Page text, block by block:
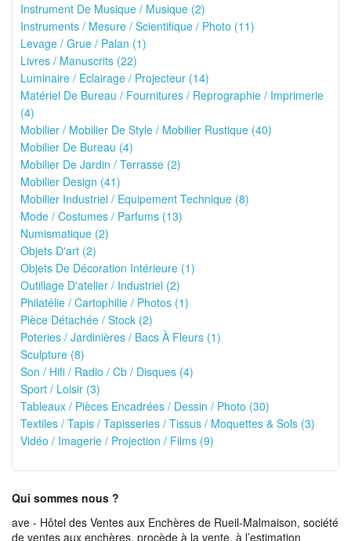
Instrument De Musique / Musique (2)
Instruments / Mesure / Scientifique / Photo (11)
Levage / Grue / Palan (1)
Livres / Manuscrits (22)
Luminaire / Eclairage / Projecteur (14)
Matériel De Bureau / Fournitures / Reprographie / Imprimerie
(4)
Mobilier / Mobilier De Style / Mobilier Rustique (40)
Mobilier De Bureau (4)
Mobilier De Jardin / Terrasse (2)
Mobilier Design (41)
Mobilier Industriel / Equipement Technique (8)
Mode / Costumes / Parfums (13)
Numismatique (2)
Objets D'art (2)
Objets De Décoration Intérieure (1)
Outillage D'atelier / Industriel (2)
Philatélie / Cartophilie / Photos (1)
Pièce Détachée / Stock (2)
Poteries / Jardinières / Bacs À Fleurs (1)
Sculpture (8)
Son / Hifi / Radio / Cb / Disques (4)
Sport / Loisir (3)
Tableaux / Pièces Encadrées / Dessin / Photo (30)
Textiles / Tapis / Tapisseries / Tissus / Moquettes & Sols (3)
Vidéo / Imagerie / Projection / Films (9)
Qui sommes nous ?
ave - Hôtel des Ventes aux Enchères de Rueil-Malmaison, société
de ventes aux enchères, procède à la vente, à l’estimation